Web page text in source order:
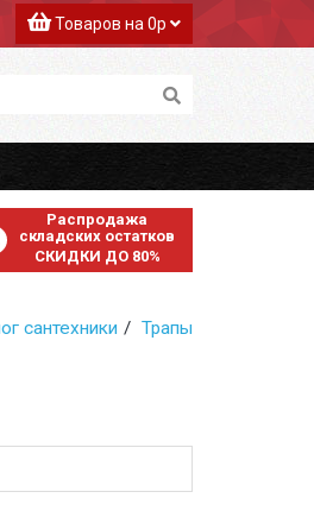
Товаров на 0р
Распродажа
складских остатков
СКИДКИ ДО 80%
сантехники Трапы